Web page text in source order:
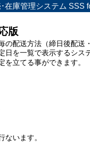
在庫管理システム SSS
版
の配送方法（締日後配
を一覧で表示するシス
を立てる事ができます。
ないます。